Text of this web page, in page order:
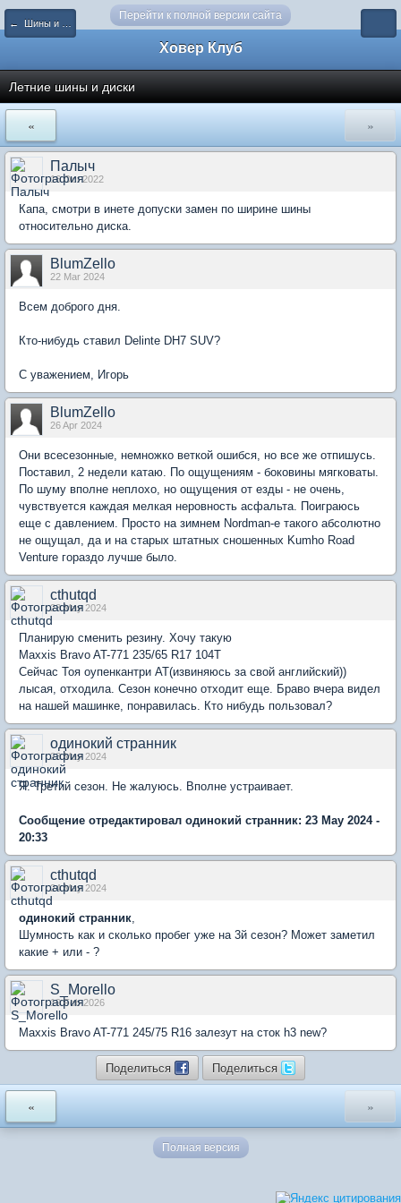
Перейти к полной версии сайта
← Шины и диски
Ховер Клуб
Летние шины и диски
« »
Палыч
16 Oct 2022
Капа, смотри в инете допуски замен по ширине шины
относительно диска.
BlumZello
22 Mar 2024
Всем доброго дня.
Кто-нибудь ставил Delinte DH7 SUV?
С уважением, Игорь
BlumZello
26 Apr 2024
Они всесезонные, немножко веткой ошибся, но все же отпишусь.
Поставил, 2 недели катаю. По ощущениям - боковины мягковаты.
По шуму вполне неплохо, но ощущения от езды - не очень,
чувствуется каждая мелкая неровность асфальта. Поиграюсь
еще с давлением. Просто на зимнем Nordman-е такого абсолютно
не ощущал, да и на старых штатных сношенных Kumho Road
Venture гораздо лучше было.
cthutqd
23 May 2024
Планирую сменить резину. Хочу такую
Maxxis Bravo AT-771 235/65 R17 104T
Сейчас Тоя оупенкантри АТ(извиняюсь за свой английский))
лысая, отходила. Сезон конечно отходит еще. Браво вчера видел
на нашей машинке, понравилась. Кто нибудь пользовал?
одинокий странник
23 May 2024
Я. Третий сезон. Не жалуюсь. Вполне устраивает.
Сообщение отредактировал одинокий странник: 23 May 2024 -
20:33
cthutqd
24 May 2024
одинокий странник,
Шумность как и сколько пробег уже на 3й сезон? Может заметил
какие + или - ?
S_Morello
19 Feb 2026
Maxxis Bravo AT-771 245/75 R16 залезут на сток h3 new?
Поделиться Поделиться
« »
Полная версия